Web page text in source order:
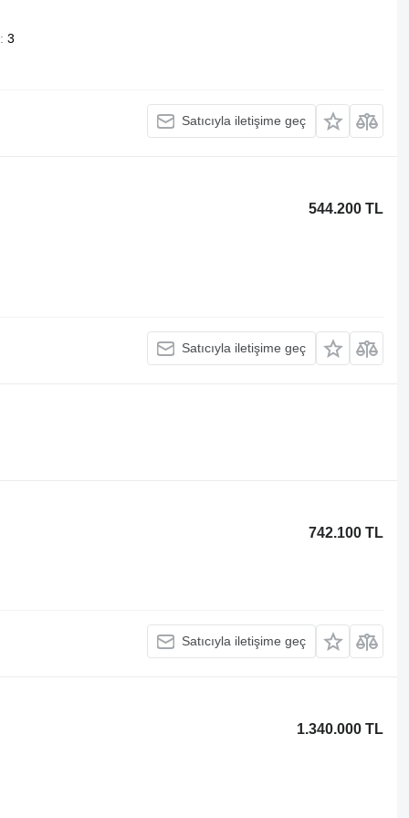
3
Satıcıyla iletişime geç
544.200 TL
Satıcıyla iletişime geç
742.100 TL
Satıcıyla iletişime geç
1.340.000 TL